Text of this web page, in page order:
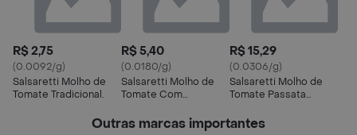
R$ 2,75
(0.0092/g)
Salsaretti Molho de
Tomate Tradicional.
R$ 5,40
(0.0180/g)
Salsaretti Molho de
Tomate Com
R$ 15,29
(0.0306/g)
Salsaretti Molho de
Tomate Passata
Outras marcas importantes